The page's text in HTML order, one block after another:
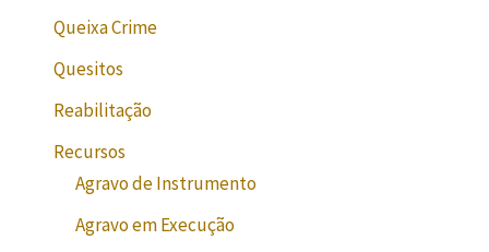
Queixa Crime
Quesitos
Reabilitação
Recursos
Agravo de Instrumento
Agravo em Execução